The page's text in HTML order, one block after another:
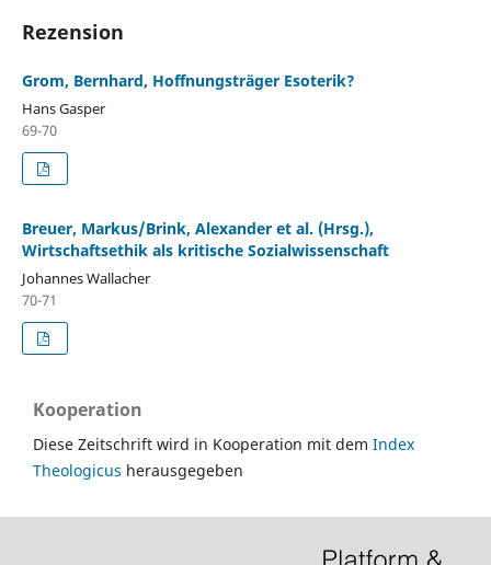
Rezension
Grom, Bernhard, Hoffnungsträger Esoterik?
Hans Gasper
69-70
Breuer, Markus/Brink, Alexander et al. (Hrsg.),
Wirtschaftsethik als kritische Sozialwissenschaft
Johannes Wallacher
70-71
Kooperation
Diese Zeitschrift wird in Kooperation mit dem Index
Theologicus herausgegeben